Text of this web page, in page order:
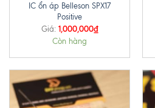
IC ổn áp Belleson SPX17
Positive
Giá: 1,000,000₫
Còn hàng